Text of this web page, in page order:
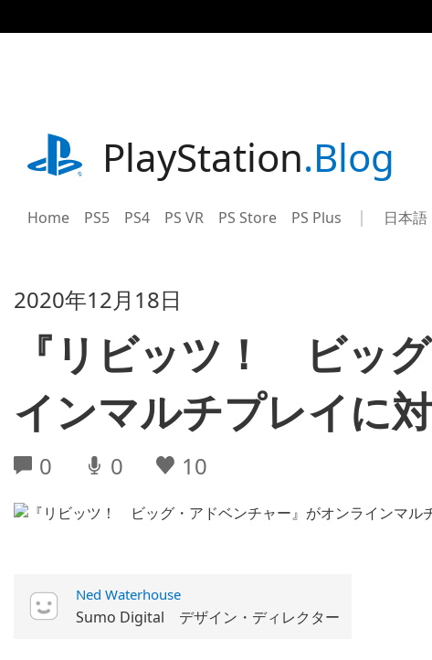
事
playstation.comPlayStation.Blog
Home PS5 PS4 PS VR PS Store PS Plus Select
Current
日本語
2020年12月18日
『リビッツ！ ビッ
インマルチプレイに対
0 0 10
Ned Waterhouse
Sumo Digital デザイン・ディレクター